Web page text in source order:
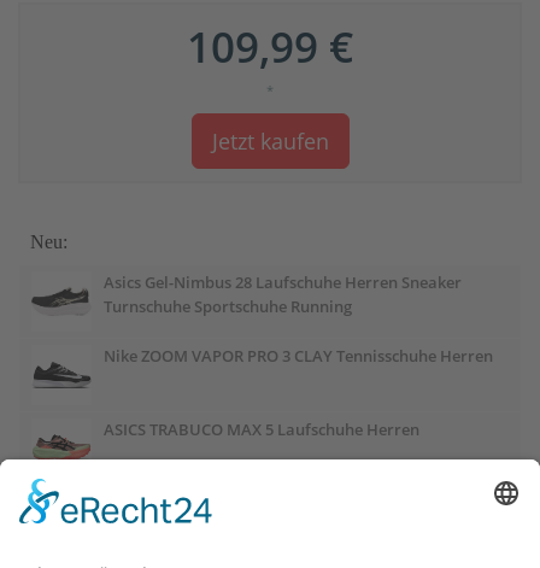
109,99 €
*
Jetzt kaufen
Neu:
Asics Gel-Nimbus 28 Laufschuhe Herren Sneaker
Turnschuhe Sportschuhe Running
Nike ZOOM VAPOR PRO 3 CLAY Tennisschuhe Herren
ASICS TRABUCO MAX 5 Laufschuhe Herren
ASICS GEL-PULSE 17 Laufschuhe Damen